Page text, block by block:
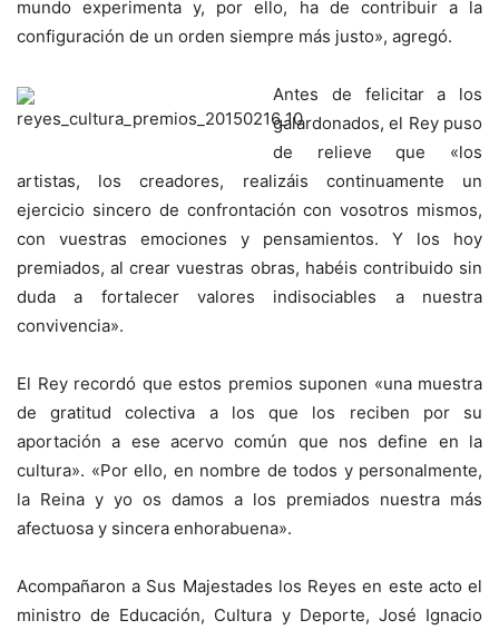
mundo experimenta y, por ello, ha de contribuir a la
configuración de un orden siempre más justo», agregó.
Antes de felicitar a los
galardonados, el Rey puso
de relieve que «los
artistas, los creadores, realizáis continuamente un
ejercicio sincero de confrontación con vosotros mismos,
con vuestras emociones y pensamientos. Y los hoy
premiados, al crear vuestras obras, habéis contribuido sin
duda a fortalecer valores indisociables a nuestra
convivencia».
El Rey recordó que estos premios suponen «una muestra
de gratitud colectiva a los que los reciben por su
aportación a ese acervo común que nos define en la
cultura». «Por ello, en nombre de todos y personalmente,
la Reina y yo os damos a los premiados nuestra más
afectuosa y sincera enhorabuena».
Acompañaron a Sus Majestades los Reyes en este acto el
ministro de Educación, Cultura y Deporte, José Ignacio